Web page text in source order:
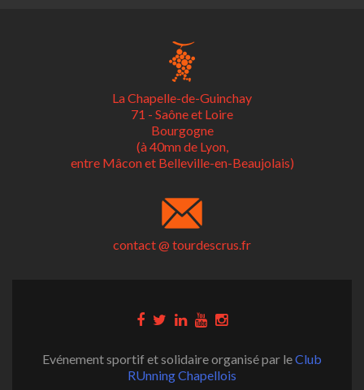
La Chapelle-de-Guinchay
71 - Saône et Loire
Bourgogne
(à 40mn de Lyon,
entre Mâcon et Belleville-en-Beaujolais)
contact @ tourdescrus.fr
Evénement sportif et solidaire organisé par leClub
RUnning Chapellois